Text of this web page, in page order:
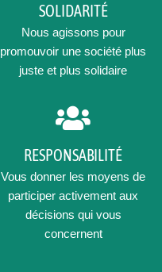
SOLIDARITÉ
Nous agissons pour
promouvoir une société plus
juste et plus solidaire
RESPONSABILITÉ
Vous donner les moyens de
participer activement aux
décisions qui vous
concernent